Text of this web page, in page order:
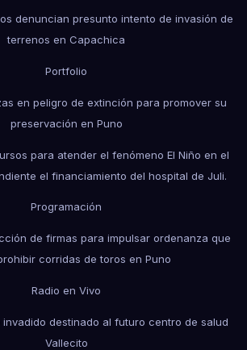
denuncian presunto intento de invasión de
terrenos en Capachica
Portfolio
en peligro de extinción para promover su
preservación en Puno
para atender el fenómeno El Niño en el
el financiamiento del hospital de Juli.
Programación
de firmas para impulsar ordenanza que
corridas de toros en Puno
Radio en Vivo
destinado al futuro centro de salud
Vallecito